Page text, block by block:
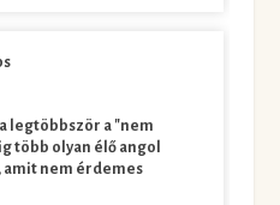
legtöbbször a "nem
több olyan élő angol
amit nem érdemes